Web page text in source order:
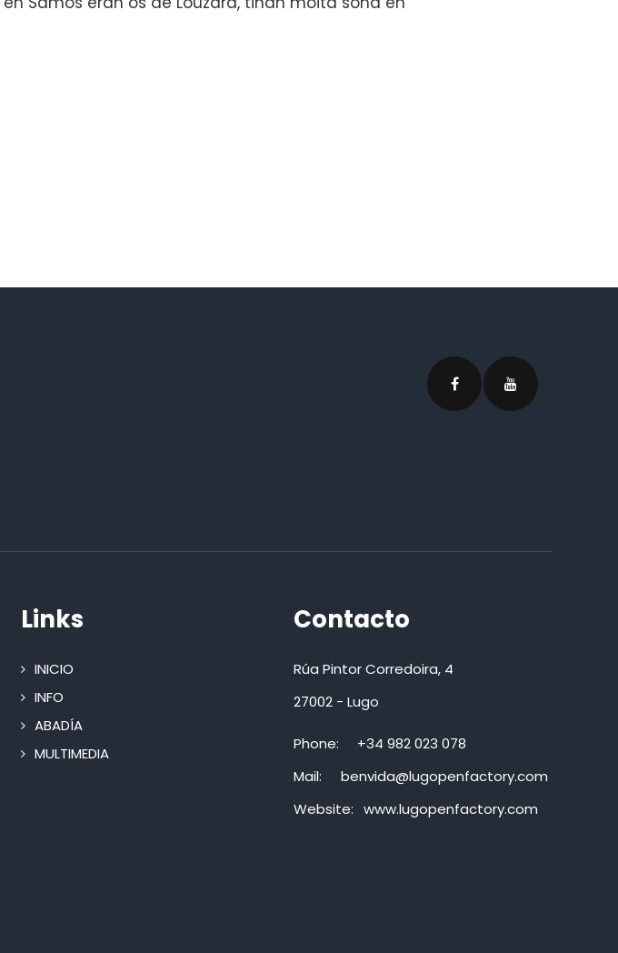
Links
INICIO
INFO
ABADÍA
MULTIMEDIA
Contacto
Rúa Pintor Corredoira, 4
27002 - Lugo
Phone:
+34 982 023 078
Mail:
benvida@lugopenfactory.com
Website: www.lugopenfactory.com